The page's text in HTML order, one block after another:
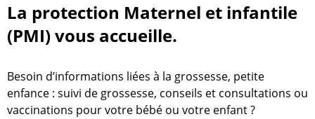
La protection Maternel et infantile
(PMI) vous accueille.
Besoin d’informations liées à la grossesse, petite
enfance : suivi de grossesse, conseils et consultations ou
vaccinations pour votre bébé ou votre enfant ?